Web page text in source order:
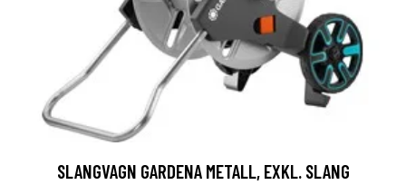
SLANGVAGN GARDENA METALL, EXKL. SLANG